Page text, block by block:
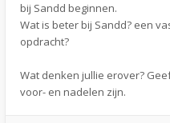
bij Sandd beginnen.
Wat is beter bij Sandd? een
opdracht?
Wat denken jullie erover?
voor- en nadelen zijn.